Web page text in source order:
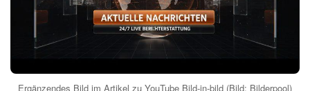
Ergänzendes Bild im Artikel zu YouTube Bild-in-bild (Bild: Bilderpool)